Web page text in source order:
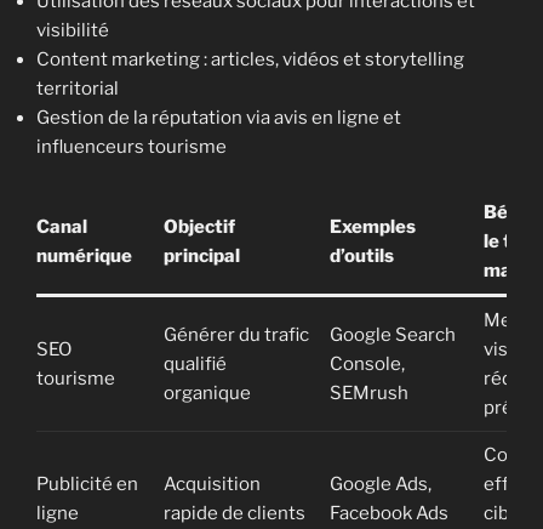
visibilité
Content marketing : articles, vidéos et storytelling
territorial
Gestion de la réputation via avis en ligne et
influenceurs tourisme
Canal
numérique
Objectif
principal
Exemples
d’outils
le
SEO
tourisme
Générer du trafic
qualifié
organique
Google Search
Console,
SEMrush
réduit,
précis
Publicité en
ligne
Acquisition
rapide de clients
Google Ads,
Facebook Ads